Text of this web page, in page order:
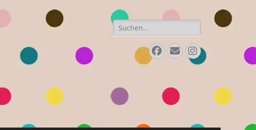
Suchen
nach:
Facebook
E-
Mail
Instagram